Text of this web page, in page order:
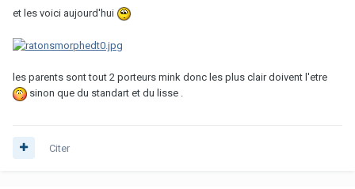
et les voici aujourd'hui
les parents sont tout 2 porteurs mink donc les plus clair doivent l'etre
sinon que du standart et du lisse .
Citer